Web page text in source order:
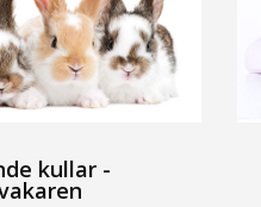
kullar -